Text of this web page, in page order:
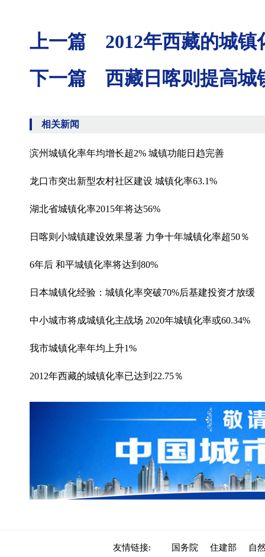
上一篇 2012年西藏的城镇
下一篇 西藏日喀则提高城
相关新闻
滨州城镇化率年均增长超2% 城镇功能日趋完善
龙口市突出新型农村社区建设 城镇化率63.1%
湖北省城镇化率2015年将达56%
日喀则小城镇建设效果显著 力争十年城镇化率超50％
6年后 和平城镇化率将达到80%
日本城镇化经验：城镇化率突破70%后基建投资才放缓
中小城市将成城镇化主战场 2020年城镇化率或60.34%
我市城镇化率年均上升1%
2012年西藏的城镇化率已达到22.75％
友情链接: 国务院 住建部 自